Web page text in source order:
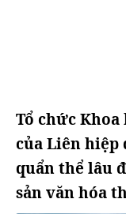
Tổ chức Khoa
của Liên hiệp
quẩn thể lâu
sản văn hóa